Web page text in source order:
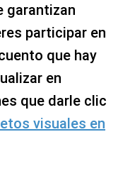
garantizan
participar en
que hay
en
que darle clic
visuales en